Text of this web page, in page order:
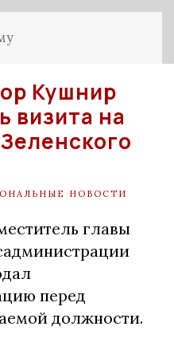
Кушнир
визита на
НОВОСТИ
главы
перед
должности.